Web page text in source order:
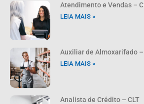
Atendimento e Vendas –
LEIA MAIS »
Auxiliar de Almoxarifado –
LEIA MAIS »
Analista de Crédito – CLT